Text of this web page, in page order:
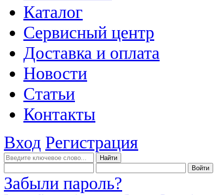
Каталог
Сервисный центр
Доставка и оплата
Новости
Статьи
Контакты
Вход Регистрация
Забыли пароль?